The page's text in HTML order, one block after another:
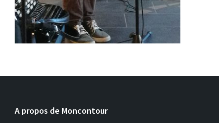
A propos de Moncontour